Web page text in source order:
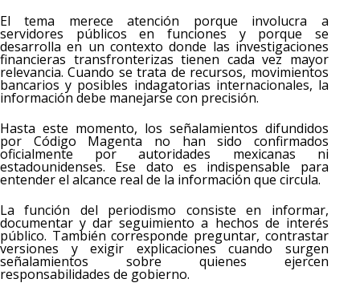
El tema merece atención porque involucra a
servidores públicos en funciones y porque se
desarrolla en un contexto donde las investigaciones
financieras transfronterizas tienen cada vez mayor
relevancia. Cuando se trata de recursos, movimientos
bancarios y posibles indagatorias internacionales, la
información debe manejarse con precisión.
Hasta este momento, los señalamientos difundidos
por Código Magenta no han sido confirmados
oficialmente por autoridades mexicanas ni
estadounidenses. Ese dato es indispensable para
entender el alcance real de la información que circula.
La función del periodismo consiste en informar,
documentar y dar seguimiento a hechos de interés
público. También corresponde preguntar, contrastar
versiones y exigir explicaciones cuando surgen
señalamientos sobre quienes ejercen
responsabilidades de gobierno.